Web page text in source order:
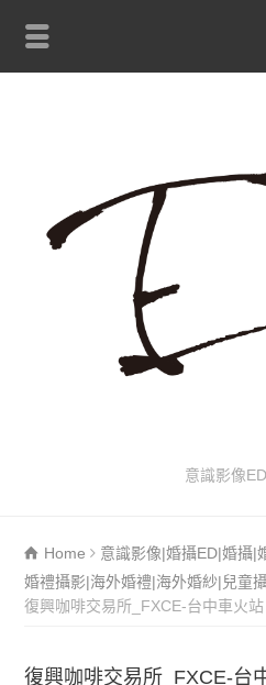
意識影像
Home
意識影像|婚攝ED|婚攝|
婚禮攝影|海外婚禮|海外婚紗|兒童
復興咖啡交易所_FXCE-台中車火站
復興咖啡交易所_FXCE-台